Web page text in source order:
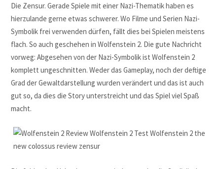
Die Zensur. Gerade Spiele mit einer Nazi-Thematik haben es
hierzulande gerne etwas schwerer. Wo Filme und Serien Nazi-
Symbolik frei verwenden dürfen, fällt dies bei Spielen meistens
flach. So auch geschehen in Wolfenstein 2. Die gute Nachricht
vorweg: Abgesehen von der Nazi-Symbolik ist Wolfenstein 2
komplett ungeschnitten. Weder das Gameplay, noch der deftige
Grad der Gewaltdarstellung wurden verändert und das ist auch
gut so, da dies die Story unterstreicht und das Spiel viel Spaß
macht.